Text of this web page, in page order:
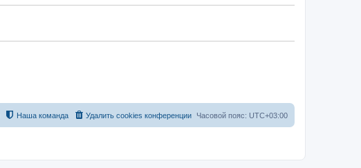
Часовой пояс: UTC+03:00
Удалить cookies конференции
Наша команда